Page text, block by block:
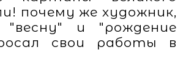
почему же художник,
"весну" и "рождение
свои работы в